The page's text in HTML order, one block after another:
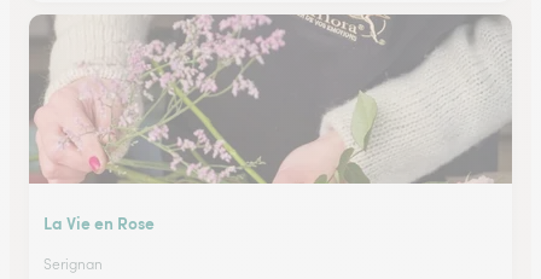
La Vie en Rose
Serignan